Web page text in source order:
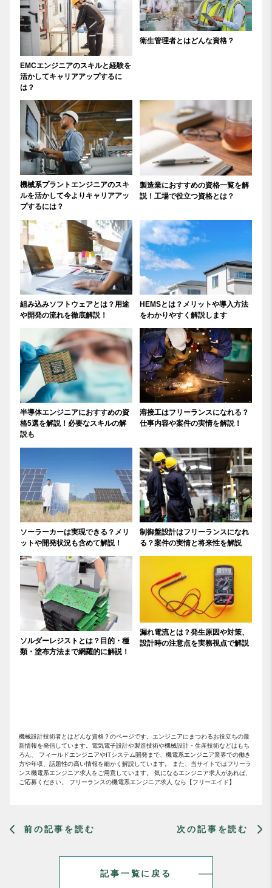
EMCエンジニアのスキルと経験を
活かしてキャリアアップするに
は？
衛生管理者とはどんな資格？
機械系プラントエンジニアのスキ
ルを活かして今よりキャリアアッ
プするには？
製造業におすすめの資格一覧を解
説！工場で役立つ資格とは？
組み込みソフトウェアとは？用途
や開発の流れを徹底解説！
HEMSとは？メリットや導入方法
をわかりやすく解説します
半導体エンジニアにおすすめの資
格5選を解説！必要なスキルの解
説も
溶接工はフリーランスになれる？
仕事内容や案件の実情を解説！
ソーラーカーは実現できる？メリ
ットや開発状況も含めて解説！
制御盤設計はフリーランスになれ
る？案件の実情と将来性を解説
ソルダーレジストとは？目的・種
類・塗布方法まで網羅的に解説！
漏れ電流とは？発生原因や対策、
設計時の注意点を実務視点で解説
機械設計技術者とはどんな資格？のページです。エンジニアにまつわるお役立ちの最
新情報を発信しています。電気電子設計や製造技術や機械設計・生産技術などはもち
ろん、 フィールドエンジニアやITシステム開発まで、機電系エンジニア業界での働き
方や年収、話題性の高い情報を細かく解説しています。 また、当サイトではフリーラ
ンス機電系エンジニア求人をご用意しています。 気になるエンジニア求人があれば、
ご応募ください。 フリーランスの機電系エンジニア求人 なら【フリーエイド】
前の記事を読む
記事一覧に戻る
次の記事を読む